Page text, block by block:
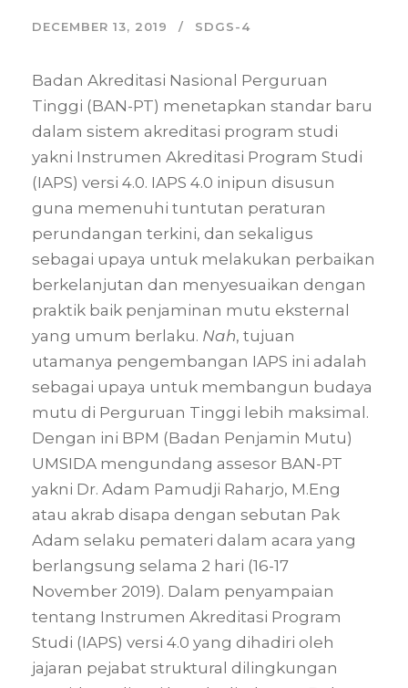
DECEMBER 13, 2019 SDGS-4
Badan Akreditasi Nasional Perguruan
Tinggi (BAN-PT) menetapkan standar baru
dalam sistem akreditasi program studi
yakni Instrumen Akreditasi Program Studi
(IAPS) versi 4.0. IAPS 4.0 inipun disusun
guna memenuhi tuntutan peraturan
perundangan terkini, dan sekaligus
sebagai upaya untuk melakukan perbaikan
berkelanjutan dan menyesuaikan dengan
praktik baik penjaminan mutu eksternal
yang umum berlaku. Nah, tujuan
utamanya pengembangan IAPS ini adalah
sebagai upaya untuk membangun budaya
mutu di Perguruan Tinggi lebih maksimal.
Dengan ini BPM (Badan Penjamin Mutu)
UMSIDA mengundang assesor BAN-PT
yakni Dr. Adam Pamudji Raharjo, M.Eng
atau akrab disapa dengan sebutan Pak
Adam selaku pemateri dalam acara yang
berlangsung selama 2 hari (16-17
November 2019). Dalam penyampaian
tentang Instrumen Akreditasi Program
Studi (IAPS) versi 4.0 yang dihadiri oleh
jajaran pejabat struktural dilingkungan